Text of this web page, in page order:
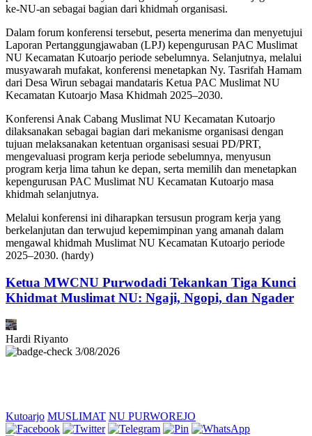
ke-NU-an sebagai bagian dari khidmah organisasi.
Dalam forum konferensi tersebut, peserta menerima dan menyetujui
Laporan Pertanggungjawaban (LPJ) kepengurusan PAC Muslimat
NU Kecamatan Kutoarjo periode sebelumnya. Selanjutnya, melalui
musyawarah mufakat, konferensi menetapkan Ny. Tasrifah Hamam
dari Desa Wirun sebagai mandataris Ketua PAC Muslimat NU
Kecamatan Kutoarjo Masa Khidmah 2025–2030.
Konferensi Anak Cabang Muslimat NU Kecamatan Kutoarjo
dilaksanakan sebagai bagian dari mekanisme organisasi dengan
tujuan melaksanakan ketentuan organisasi sesuai PD/PRT,
mengevaluasi program kerja periode sebelumnya, menyusun
program kerja lima tahun ke depan, serta memilih dan menetapkan
kepengurusan PAC Muslimat NU Kecamatan Kutoarjo masa
khidmah selanjutnya.
Melalui konferensi ini diharapkan tersusun program kerja yang
berkelanjutan dan terwujud kepemimpinan yang amanah dalam
mengawal khidmah Muslimat NU Kecamatan Kutoarjo periode
2025–2030. (hardy)
Ketua MWCNU Purwodadi Tekankan Tiga Kunci
Khidmat Muslimat NU: Ngaji, Ngopi, dan Ngader
Hardi Riyanto
3/08/2026
Kutoarjo MUSLIMAT NU PURWOREJO